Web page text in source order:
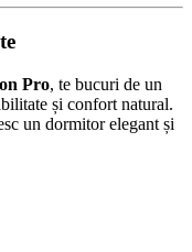
Pro, te bucuri de un
și confort natural.
un dormitor elegant și